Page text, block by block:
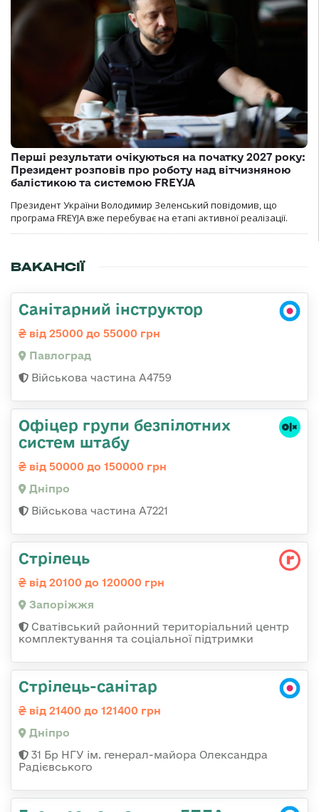
Перші результати очікуються на початку 2027 року:
Президент розповів про роботу над вітчизняною
балістикою та системою FREYJA
Президент України Володимир Зеленський повідомив, що
програма FREYJA вже перебуває на етапі активної реалізації.
ВАКАНСІЇ
Санітарний інструктор
від 25000 до 55000 грн
Павлоград
Військова частина А4759
Офіцер групи безпілотних
систем штабу
від 50000 до 150000 грн
Дніпро
Військова частина А7221
Стрілець
від 20100 до 120000 грн
Запоріжжя
Сватівський районний територіальний центр
комплектування та соціальної підтримки
Стрілець-санітар
від 21400 до 121400 грн
Дніпро
31 Бр НГУ ім. генерал-майора Олександра
Радієвського